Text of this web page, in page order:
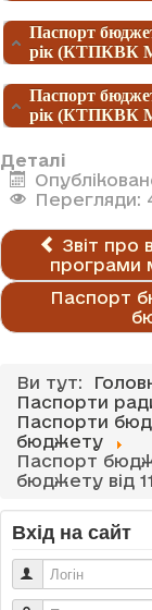
Паспорт
рік (КТПКВК
Паспорт
рік (КТПКВК
Деталі
Перегляди:
Звіт про
програми
Паспорт
Ви тут:
Паспорти
Паспорти
бюджету
Паспорт
бюджету від
Вхід на сайт
Логін